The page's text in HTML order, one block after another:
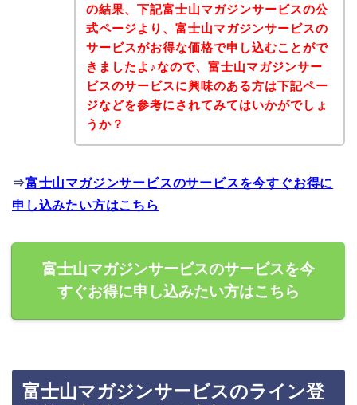
の結果、下記富士山マガジンサービスの公
式ページより、富士山マガジンサービスの
サービスがお得な価格で申し込むことがで
きましたよ♪なので、富士山マガジンサー
ビスのサービスに興味のある方は下記ペー
ジなどを参考にされてみてはいかがでしょ
うか？
⇒富士山マガジンサービスのサービスを今すぐお得に
申し込みたい方はこちら
富士山マガジンサービスのサービスを今
すぐお得に申し込みたい方はこちら
富士山マガジンサービスのライン登